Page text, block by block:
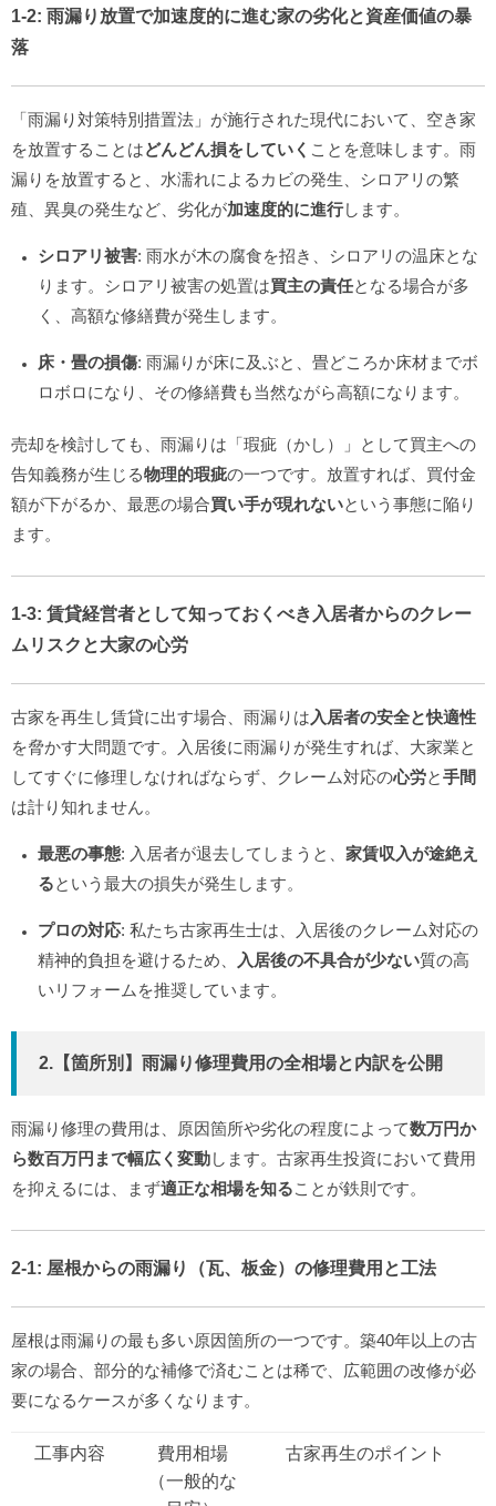
1-2: 雨漏り放置で加速度的に進む家の劣化と資産価値の暴
落
「雨漏り対策特別措置法」が施行された現代において、空き家
を放置することはどんどん損をしていく ことを意味します。雨
漏りを放置すると、水濡れによるカビの発生、シロアリの繁
殖、異臭の発生など、劣化が加速度的に進行します。
シロアリ被害: 雨水が木の腐食を招き、シロアリの温床とな
ります。シロアリ被害の処置は買主の責任となる場合が多
く、高額な修繕費が発生します。
床・畳の損傷: 雨漏りが床に及ぶと、畳どころか床材までボ
ロボロになり、その修繕費も当然ながら高額になります。
売却を検討しても、雨漏りは「瑕疵（かし）」として買主への
告知義務が生じる物理的瑕疵の一つです。放置すれば、買付金
額が下がるか、最悪の場合買い手が現れないという事態に陥り
ます。
1-3: 賃貸経営者として知っておくべき 入居者からのクレー
ムリスク と大家の心労
古家を再生し賃貸に出す場合、雨漏りは 入居者の安全と快適性
を脅かす大問題です。入居後に雨漏りが発生すれば、大家業と
してすぐに修理しなければならず、クレーム対応の心労と手間
は計り知れません。
最悪の事態: 入居者が退去してしまうと、 家賃収入が途絶え
るという最大の損失が発生します。
プロの対応: 私たち古家再生士は、入居後のクレーム対応の
精神的負担を避けるため、
入居後の不具合が少ない質の高
いリフォームを推奨しています。
2.【箇所別】雨漏り修理費用の全相場と内訳を公開
雨漏り修理の費用は、原因箇所や劣化の程度によって数万円か
ら数百万円まで幅広く変動します。古家再生投資において費用
を抑えるには、まず適正な相場を知ることが鉄則です。
2-1: 屋根からの雨漏り （瓦、板金）の修理費用と工法
屋根は雨漏りの最も多い原因箇所の一つです。築40年以上の古
家の場合、部分的な補修で済むことは稀で、広範囲の改修が必
要になるケースが多くなります。
工事内容
費用相場
（一般的な
古家再生のポイント